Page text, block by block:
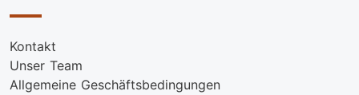
Kontakt
Unser Team
Allgemeine Geschäftsbedingungen